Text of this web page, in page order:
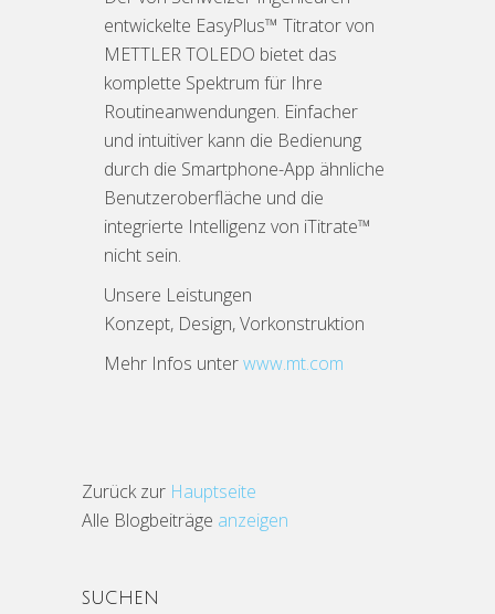
entwickelte EasyPlus™ Titrator von
METTLER TOLEDO bietet das
komplette Spektrum für Ihre
Routineanwendungen. Einfacher
und intuitiver kann die Bedienung
durch die Smartphone-App ähnliche
Benutzeroberfläche und die
integrierte Intelligenz von iTitrate™
nicht sein.
Unsere Leistungen
Konzept, Design, Vorkonstruktion
Mehr Infos unterwww.mt.com
Zurück zur Hauptseite
Alle Blogbeiträge anzeigen
SUCHEN